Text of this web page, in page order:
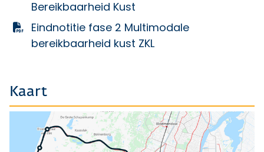
Bereikbaarheid Kust
Eindnotitie fase 2 Multimodale
bereikbaarheid kust ZKL
Kaart